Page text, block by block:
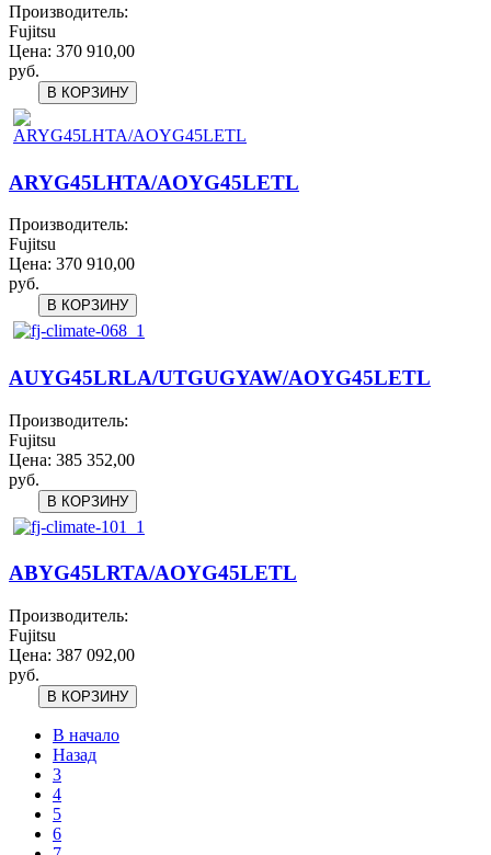
Производитель:
Fujitsu
Цена: 370 910,00
руб.
ARYG45LHTA/AOYG45LETL
Производитель:
Fujitsu
Цена: 370 910,00
руб.
AUYG45LRLA/UTGUGYAW/AOYG45LETL
Производитель:
Fujitsu
Цена: 385 352,00
руб.
ABYG45LRTA/AOYG45LETL
Производитель:
Fujitsu
Цена: 387 092,00
руб.
В начало
Назад
3
4
5
6